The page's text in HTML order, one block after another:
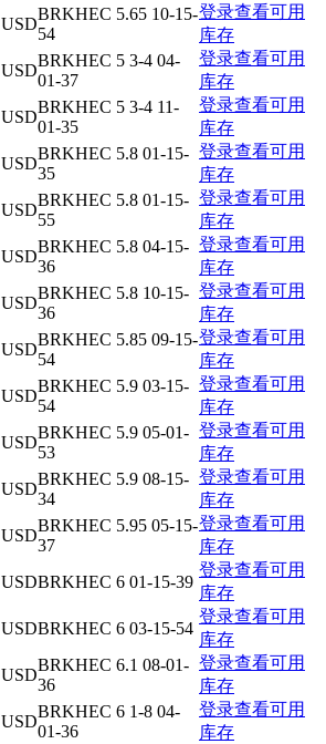
USD
BRKHEC 5.65 10-15-
54
登录查看可用
库存
USD
BRKHEC 5 3-4 04-
01-37
登录查看可用
库存
USD
BRKHEC 5 3-4 11-
01-35
登录查看可用
库存
USD
BRKHEC 5.8 01-15-
35
登录查看可用
库存
USD
BRKHEC 5.8 01-15-
55
登录查看可用
库存
USD
BRKHEC 5.8 04-15-
36
登录查看可用
库存
USD
BRKHEC 5.8 10-15-
36
登录查看可用
库存
USD
BRKHEC 5.85 09-15-
54
登录查看可用
库存
USD
BRKHEC 5.9 03-15-
54
登录查看可用
库存
USD
BRKHEC 5.9 05-01-
53
登录查看可用
库存
USD
BRKHEC 5.9 08-15-
34
登录查看可用
库存
USD
BRKHEC 5.95 05-15-
37
登录查看可用
库存
USDBRKHEC 6 01-15-39
登录查看可用
库存
USDBRKHEC 6 03-15-54
登录查看可用
库存
USD
BRKHEC 6.1 08-01-
36
登录查看可用
库存
USD
BRKHEC 6 1-8 04-
01-36
登录查看可用
库存